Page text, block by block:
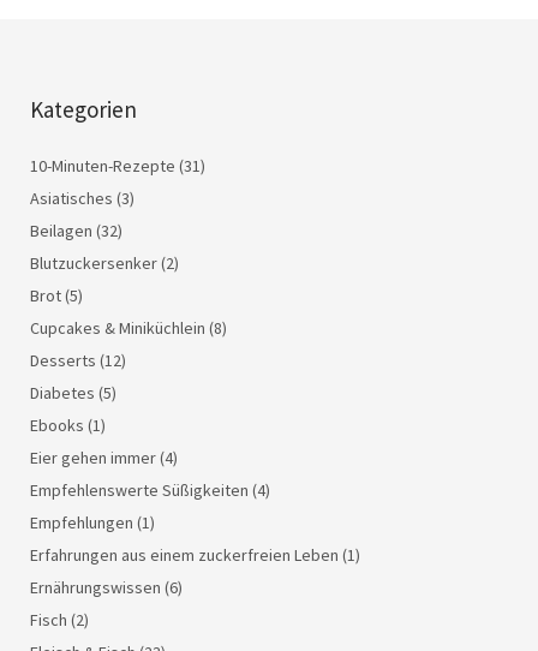
Kategorien
10-Minuten-Rezepte (31)
Asiatisches (3)
Beilagen (32)
Blutzuckersenker(2)
Brot(5)
Cupcakes & Miniküchlein (8)
Desserts (12)
Diabetes (5)
Ebooks (1)
Eier gehen immer(4)
Empfehlenswerte Süßigkeiten (4)
Empfehlungen (1)
Erfahrungen aus einem zuckerfreien Leben (1)
Ernährungswissen (6)
Fisch (2)